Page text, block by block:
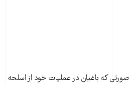
که باغیان در عملیات خود از اسلحه